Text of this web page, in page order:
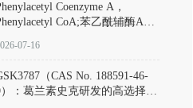
Coenzyme A，
CoA;苯乙酰辅酶A
07-16
（CAS No. 188591-46-
：葛兰素史克研发的高选择